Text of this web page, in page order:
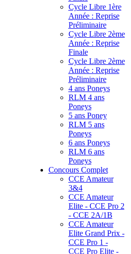
Cycle Libre 1ère
Année : Reprise
Préliminaire
Cycle Libre 2ème
Année : Reprise
Finale
Cycle Libre 2ème
Année : Reprise
Préliminaire
4 ans Poneys
RLM 4 ans
Poneys
5 ans Poney
RLM 5 ans
Poneys
6 ans Poneys
RLM 6 ans
Poneys
Concours Complet
CCE Amateur
3&4
CCE Amateur
Elite - CCE Pro 2
- CCE 2A/1B
CCE Amateur
Elite Grand Prix -
CCE Pro 1 -
CCE Pro Elite -